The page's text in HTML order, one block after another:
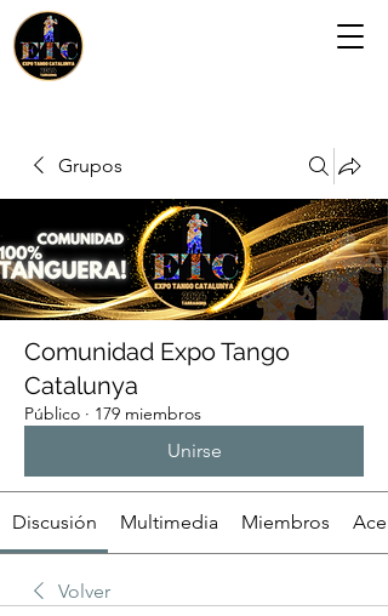
Grupos
Comunidad Expo Tango
Catalunya
Público · 179 miembros
Unirse
Discusión Multimedia Miembros
Volver